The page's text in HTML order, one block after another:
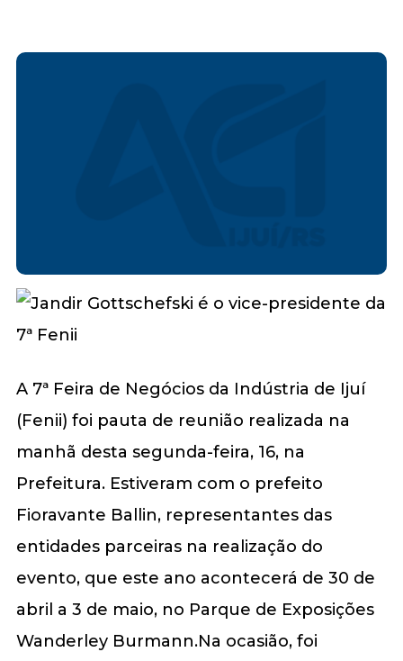
A 7ª Feira de Negócios da Indústria de Ijuí
(Fenii) foi pauta de reunião realizada na
manhã desta segunda-feira, 16, na
Prefeitura. Estiveram com o prefeito
Fioravante Ballin, representantes das
entidades parceiras na realização do
evento, que este ano acontecerá de 30 de
abril a 3 de maio, no Parque de Exposições
Wanderley Burmann.Na ocasião, foi